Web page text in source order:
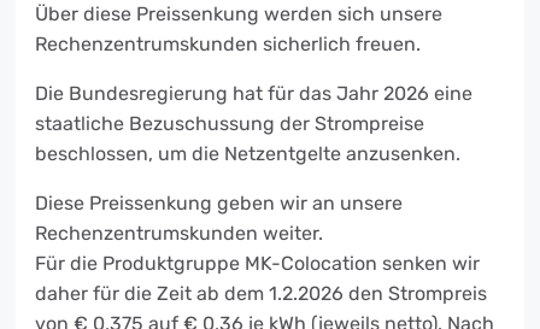
Über diese Preissenkung werden sich unsere
Rechenzentrumskunden sicherlich freuen.
Die Bundesregierung hat für das Jahr 2026 eine
staatliche Bezuschussung der Strompreise
beschlossen, um die Netzentgelte anzusenken.
Diese Preissenkung geben wir an unsere
Rechenzentrumskunden weiter.
Für die Produktgruppe MK-Colocation senken wir
daher für die Zeit ab dem 1.2.2026 den Strompreis
von € 0,375 auf € 0,36 je kWh (jeweils netto). Nach